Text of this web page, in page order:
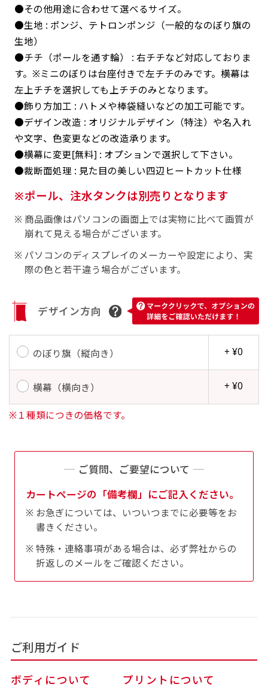
●その他用途に合わせて選べるサイズ。
●生地 : ポンジ、テトロンポンジ（一般的なのぼり旗の
生地）
●チチ（ポールを通す輪） : 右チチなど対応しておりま
す。※ミニのぼりは台座付きで左チチのみです。横幕は
左上チチを選択しても上チチのみとなります。
●飾り方加工 : ハトメや棒袋縫いなどの加工可能です。
●デザイン改造 : オリジナルデザイン（特注）や名入れ
や文字、色変更などの改造承ります。
●横幕に変更[無料] : オプションで選択して下さい。
●裁断面処理 : 見た目の美しい四辺ヒートカット仕様
ポール、注水タンクは別売りとなります
商品画像はパソコンの画面上では実物に比べて画質が
崩れて見える場合がございます。
パソコンのディスプレイのメーカーや設定により、実
際の色と若干違う場合がございます。
デザイン方向
のぼり旗（縦向き） + ¥0
横幕（横向き） + ¥0
※１種類につきの価格です。
ご質問、ご要望について
カートページの「備考欄」にご記入ください。
お急ぎについては、いついつまでに必要等をお
書きください。
特殊・連絡事項がある場合は、必ず弊社からの
折返しのメールをご確認ください。
ご利用ガイド
ボディについて プリントについて
］
弊社よりJPG画像をお送りします。ご確認のお
返事を頂いたあとに製作開始いたします。
弊社よりJPG画像をお送りします。ご確認のお
返事を頂いたあとに製作開始いたします。
デザインアレンジ［ +2,498円 ］
デザインの色や文字等が変更いただけます。
ハーフ(30x90)
店内用です。お客さんの歩行や陳列した商品の邪
魔になりにくいのがポイントです。ハーフ用のポ
ールが必要です。
ミニ(10x30)
台座タイプ・吸盤タイプ・クリップタイプがござ
います。レジカウンターや商品棚にぴったりで
す。かわいいい＆おしゃれなのぼりです。台はセ
ジャンボ(90x270)
遠くからでも視認しやすいジャンボサイズです。
駐車場などのスペースに余裕がある場所で大々的
4mまたは5mのポールが必要です。
作成しパイプを入れてその間に紐を通します。壁
際の装飾などにとてもお役立ち！
ハーフ(90x30)
店内用です。お客さんの歩行や陳列した商品の邪
魔になりにくいのがポイントです。ハーフ用のポ
ールが必要です。
ミニ(30x10)
台座タイプ・吸盤タイプ・クリップタイプがござ
います。レジカウンターや商品棚にぴったりで
す。かわいいい＆おしゃれなのぼりです。台はセ
ジャンボ(270x90)
遠くからでも視認しやすいジャンボサイズです。
駐車場などのスペースに余裕がある場所で大々的
4mまたは5mのポールが必要です。
作成しパイプを入れてその間に紐を通します。壁
際の装飾などにとてもお役立ち！